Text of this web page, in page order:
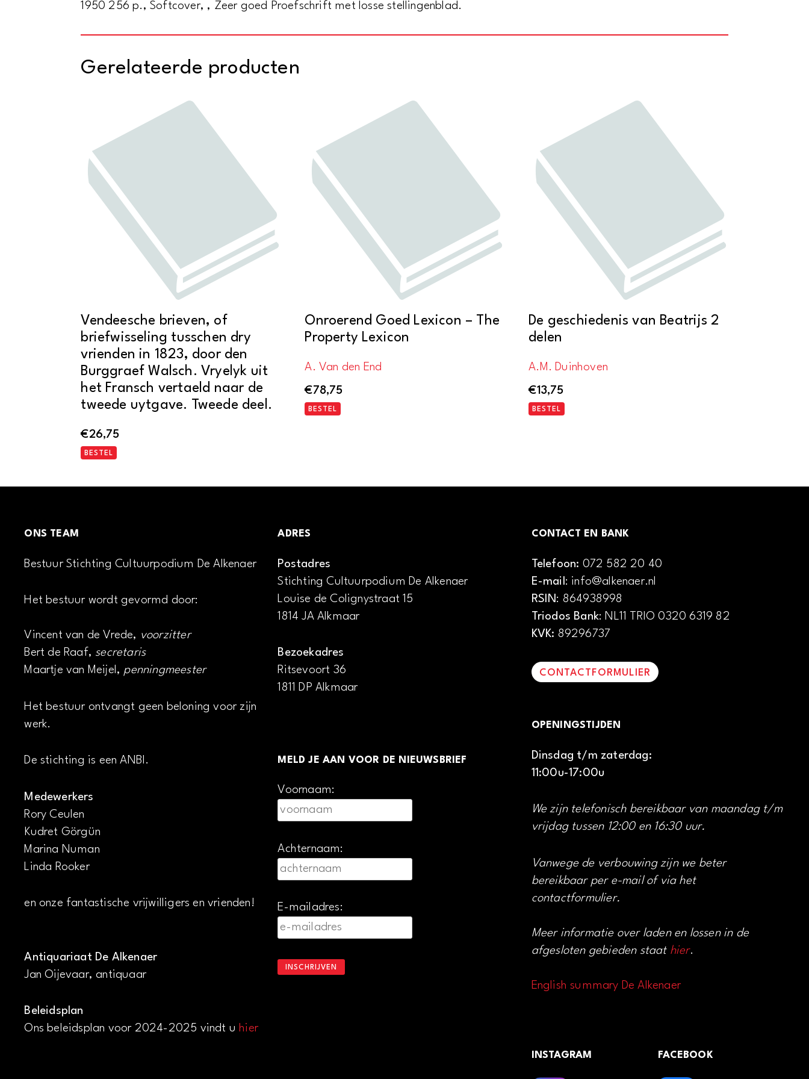
1950 256 p., Softcover, , Zeer goed Proefschrift met losse stellingenblad.
Gerelateerde producten
Vendeesche brieven, of
briefwisseling tusschen dry
vrienden in 1823, door den
Burggraef Walsch. Vryelyk uit
het Fransch vertaeld naar de
tweede uytgave. Tweede deel.
€26,75
BESTEL
Onroerend Goed Lexicon – The
Property Lexicon
A. Van den End
€78,75
BESTEL
De geschiedenis van Beatrijs 2
delen
A.M. Duinhoven
€13,75
BESTEL
ONS TEAM
Bestuur Stichting Cultuurpodium De Alkenaer
Het bestuur wordt gevormd door:
Vincent van de Vrede, voorzitter
Bert de Raaf, secretaris
Maartje van Meijel, penningmeester
Het bestuur ontvangt geen beloning voor zijn
werk.
De stichting is een ANBI.
Medewerkers
Rory Ceulen
Kudret Görgün
Marina Numan
Linda Rooker
en onze fantastische vrijwilligers en vrienden!
Antiquariaat De Alkenaer
Jan Oijevaar, antiquaar
Beleidsplan
Ons beleidsplan voor 2024-2025 vindt uhier
ADRES
Postadres
Stichting Cultuurpodium De Alkenaer
Louise de Colignystraat 15
1814 JA Alkmaar
Bezoekadres
Ritsevoort 36
1811 DP Alkmaar
MELD JE AAN VOOR DE NIEUWSBRIEF
Voornaam:
Achternaam:
E-mailadres:
CONTACT EN BANK
Telefoon: 072 582 20 40
E-mail : info@alkenaer.nl
RSIN : 864938998
Triodos Bank: NL11 TRIO 0320 6319 82
KVK: 89296737
CONTACTFORMULIER
OPENINGSTIJDEN
Dinsdag t/m zaterdag:
11:00u-17:00u
We zijn telefonisch bereikbaar van maandag t/m
vrijdag tussen 12:00 en 16:30 uur.
Vanwege de verbouwing zijn we beter
bereikbaar per e-mail of via het
contactformulier.
Meer informatie over laden en lossen in de
afgesloten gebieden staat hier.
English summary De Alkenaer
INSTAGRAM FACEBOOK